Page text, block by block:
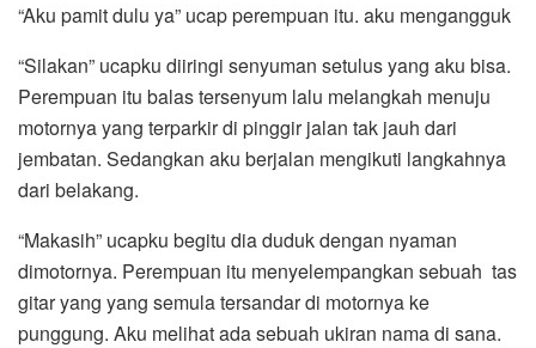
“Aku pamit dulu ya” ucap perempuan itu. aku mengangguk
“Silakan” ucapku diiringi senyuman setulus yang aku bisa.
Perempuan itu balas tersenyum lalu melangkah menuju
motornya yang terparkir di pinggir jalan tak jauh dari
jembatan. Sedangkan aku berjalan mengikuti langkahnya
dari belakang.
“Makasih” ucapku begitu dia duduk dengan nyaman
dimotornya. Perempuan itu menyelempangkan sebuah tas
gitar yang yang semula tersandar di motornya ke
punggung. Aku melihat ada sebuah ukiran nama di sana.